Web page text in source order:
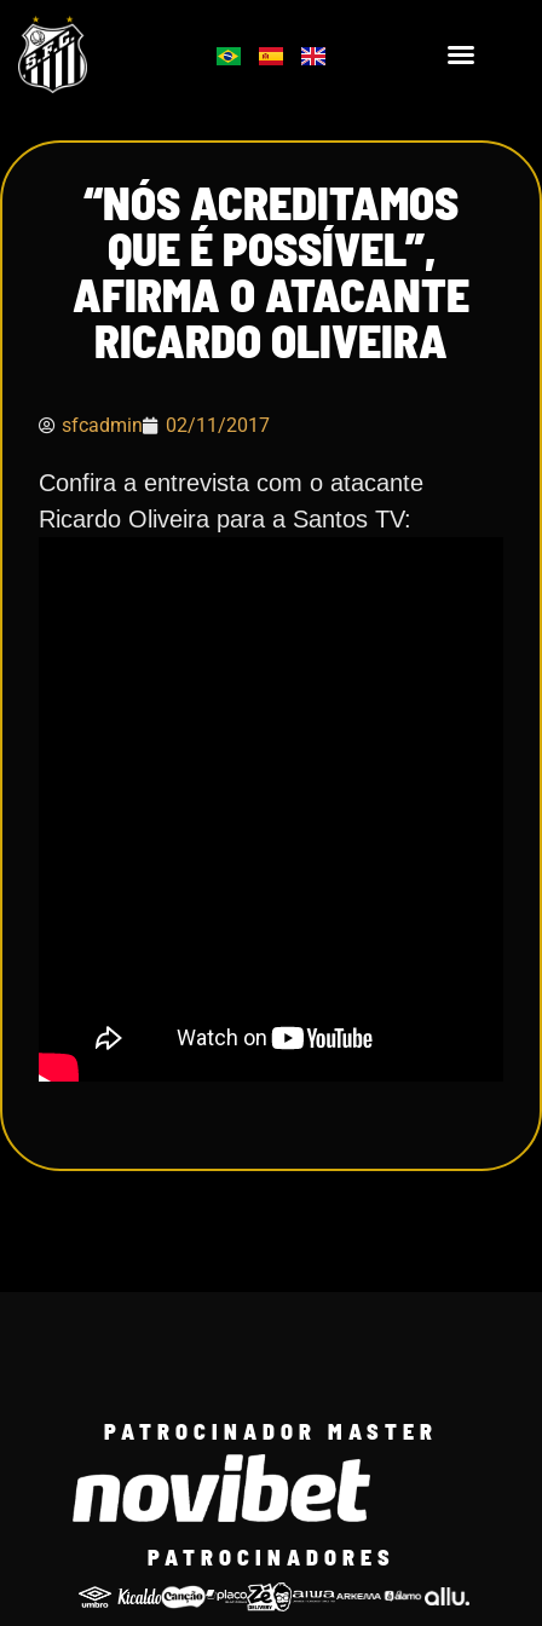
“NÓS ACREDITAMOS
QUE É POSSÍVEL”,
AFIRMA O ATACANTE
RICARDO OLIVEIRA
sfcadmin 02/11/2017
Confira a entrevista com o atacante
Ricardo Oliveira para a Santos TV:
PATROCINADOR MASTER
PATROCINADORES